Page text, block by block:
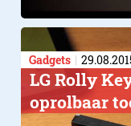
Gadgets
LG Rolly
oprolbaar